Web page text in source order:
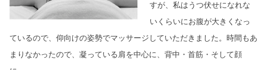
すが、私はうつ伏せになれな
いくらいにお腹が大きくなっ
ているので、仰向けの姿勢でマッサージしていただきました。時間もあ
まりなかったので、凝っている肩を中心に、背中・首筋・そして顔